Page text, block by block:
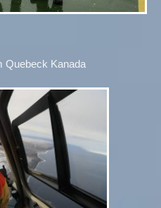
Quebeck Kanada